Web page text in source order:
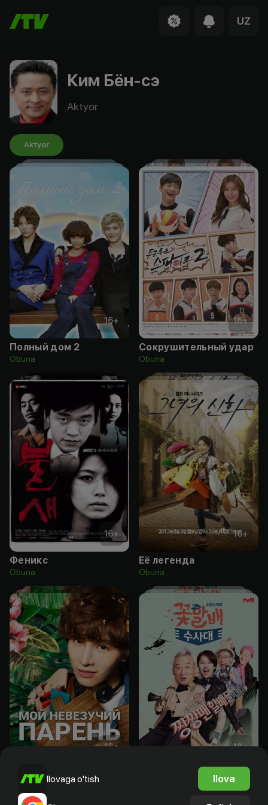
UZ
Ким Бён-сэ
Aktyor
Aktyor
16+
Полный дом 2
Obuna
16+
Сокрушительный удар
Obuna
16+
Феникс
Obuna
16+
Её легенда
Obuna
16+
Мой невезучий парень
Obuna
18+
Следственный отдел старичков-красавчиков
Ilovaga o'tish Ilova